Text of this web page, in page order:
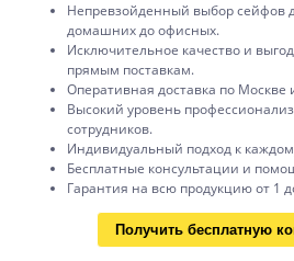
Непревзойденный выбор сейфов
домашних до офисных.
Исключительное качество и
прямым поставкам.
Оперативная доставка по Москве
Высокий уровень
сотрудников.
Индивидуальный подход к
Бесплатные консультации и
Гарантия на всю продукцию от 1
Получить бесплатную